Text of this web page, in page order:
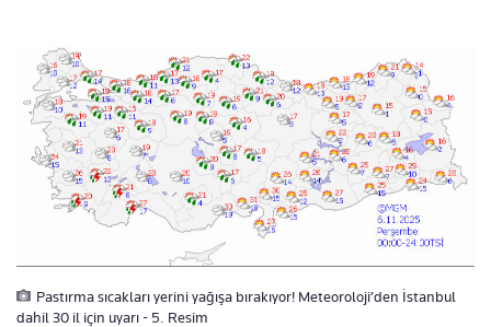
Pastırma sıcakları yerini yağışa bırakıyor! Meteoroloji’den İstanbul
dahil 30 il için uyarı - 5. Resim